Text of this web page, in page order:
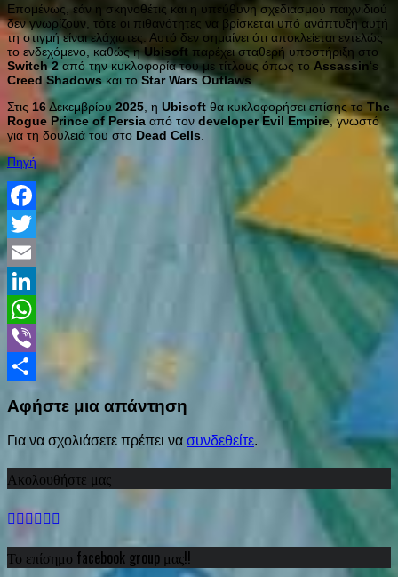
Επομένως, εάν η σκηνοθέτις και η υπεύθυνη σχεδιασμού παιχνιδιού
δεν γνωρίζουν, τότε οι πιθανότητες να βρίσκεται υπό ανάπτυξη αυτή
τη στιγμή είναι ελάχιστες. Αυτό δεν σημαίνει ότι αποκλείεται εντελώς
το ενδεχόμενο, καθώς η Ubisoft παρέχει σταθερή υποστήριξη στο
Switch 2 από την κυκλοφορία του με τίτλους όπως το Assassin‘s
Creed Shadows και το Star Wars Outlaws.
Στις 16Δεκεμβρίου 2025 , η Ubisoft θα κυκλοφορήσει επίσης το The
Rogue Prince of Persia από τον developer Evil Empire, γνωστό
για τη δουλειά του στο Dead Cells
Πηγή
Facebook
Twitter
Email
LinkedIn
WhatsApp
Viber
Αφήστε μια απάντηση
Για να σχολιάσετε πρέπει να συνδεθείτε.
Ακολουθήστε μας
Το επίσημο facebook group μας!!